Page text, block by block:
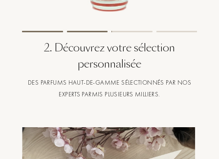
2. Découvrez votre sélection
personnalisée
DES PARFUMS HAUT-DE-GAMME SÉLECTIONNÉS PAR NOS
EXPERTS PARMIS PLUSIEURS MILLIERS.